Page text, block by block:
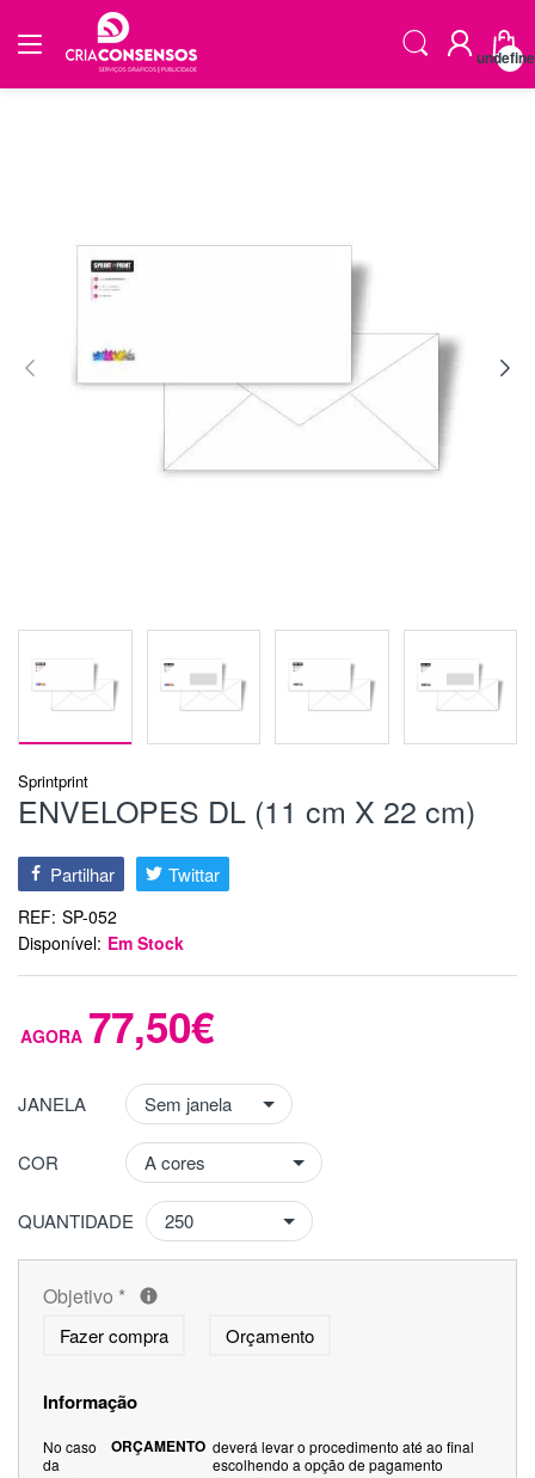
Sprintprint
ENVELOPES DL (11 cm X 22 cm)
Partilhar Twittar
REF: SP-052
Disponível: Em Stock
77,50€
JANELA
COR
QUANTIDADE
Objetivo *
Fazer compra Orçamento
Informação
No caso
da
ORÇAMENTO deverá levar o procedimento até ao final
escolhendo a opção de pagamento